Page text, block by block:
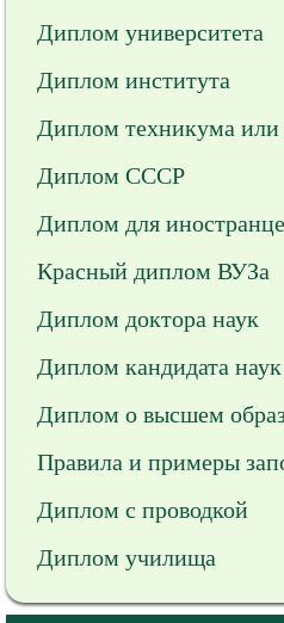
Диплом университета
Диплом института
Диплом техникума или
Диплом СССР
Диплом для
Красный диплом ВУЗа
Диплом доктора наук
Диплом кандидата наук
Диплом о высшем
Правила и примеры
Диплом с проводкой
Диплом училища